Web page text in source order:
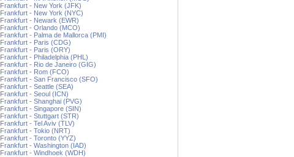
Frankfurt - New York (JFK)
Frankfurt - New York (NYC)
Frankfurt - Newark (EWR)
Frankfurt - Orlando (MCO)
Frankfurt - Palma de Mallorca (PMI)
Frankfurt - Paris (CDG)
Frankfurt - Paris (ORY)
Frankfurt - Philadelphia (PHL)
Frankfurt - Rio de Janeiro (GIG)
Frankfurt - Rom (FCO)
Frankfurt - San Francisco (SFO)
Frankfurt - Seattle (SEA)
Frankfurt - Seoul (ICN)
Frankfurt - Shanghai (PVG)
Frankfurt - Singapore (SIN)
Frankfurt - Stuttgart (STR)
Frankfurt - Tel Aviv (TLV)
Frankfurt - Tokio (NRT)
Frankfurt - Toronto (YYZ)
Frankfurt - Washington (IAD)
Frankfurt - Windhoek (WDH)